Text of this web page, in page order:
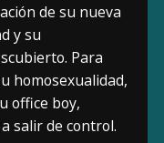
de su nueva
y su
Para
homosexualidad,
office boy,
salir de control.